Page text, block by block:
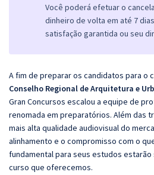
Você poderá efetuar o
dinheiro de volta em até 7
satisfação garantida ou seu
A fim de preparar os candidatos para o
Conselho Regional de Arquitetura e
Gran Concursos escalou a equipe de
renomada em preparatórios. Além das
mais alta qualidade audiovisual do
alinhamento e o compromisso com o
fundamental para seus estudos
curso que oferecemos.